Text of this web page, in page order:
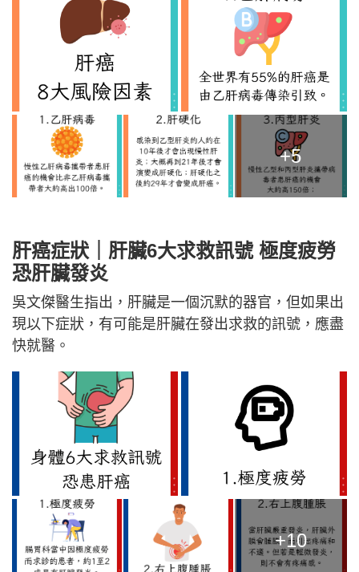
+5
肝癌症狀｜肝臟6大求救訊號 極度疲勞
恐肝臟發炎
吳文傑醫生指出，肝臟是一個沉默的器官，但如果出
現以下症狀，有可能是肝臟在發出求救的訊號，應盡
快就醫。
+10